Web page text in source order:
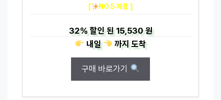
[ NO.5 제품 ]
32%할인 된15,530 원
내일
까지도착
구매 바로가기